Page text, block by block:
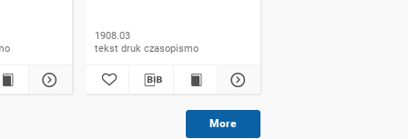
1908.03
tekst druk czasopismo
More